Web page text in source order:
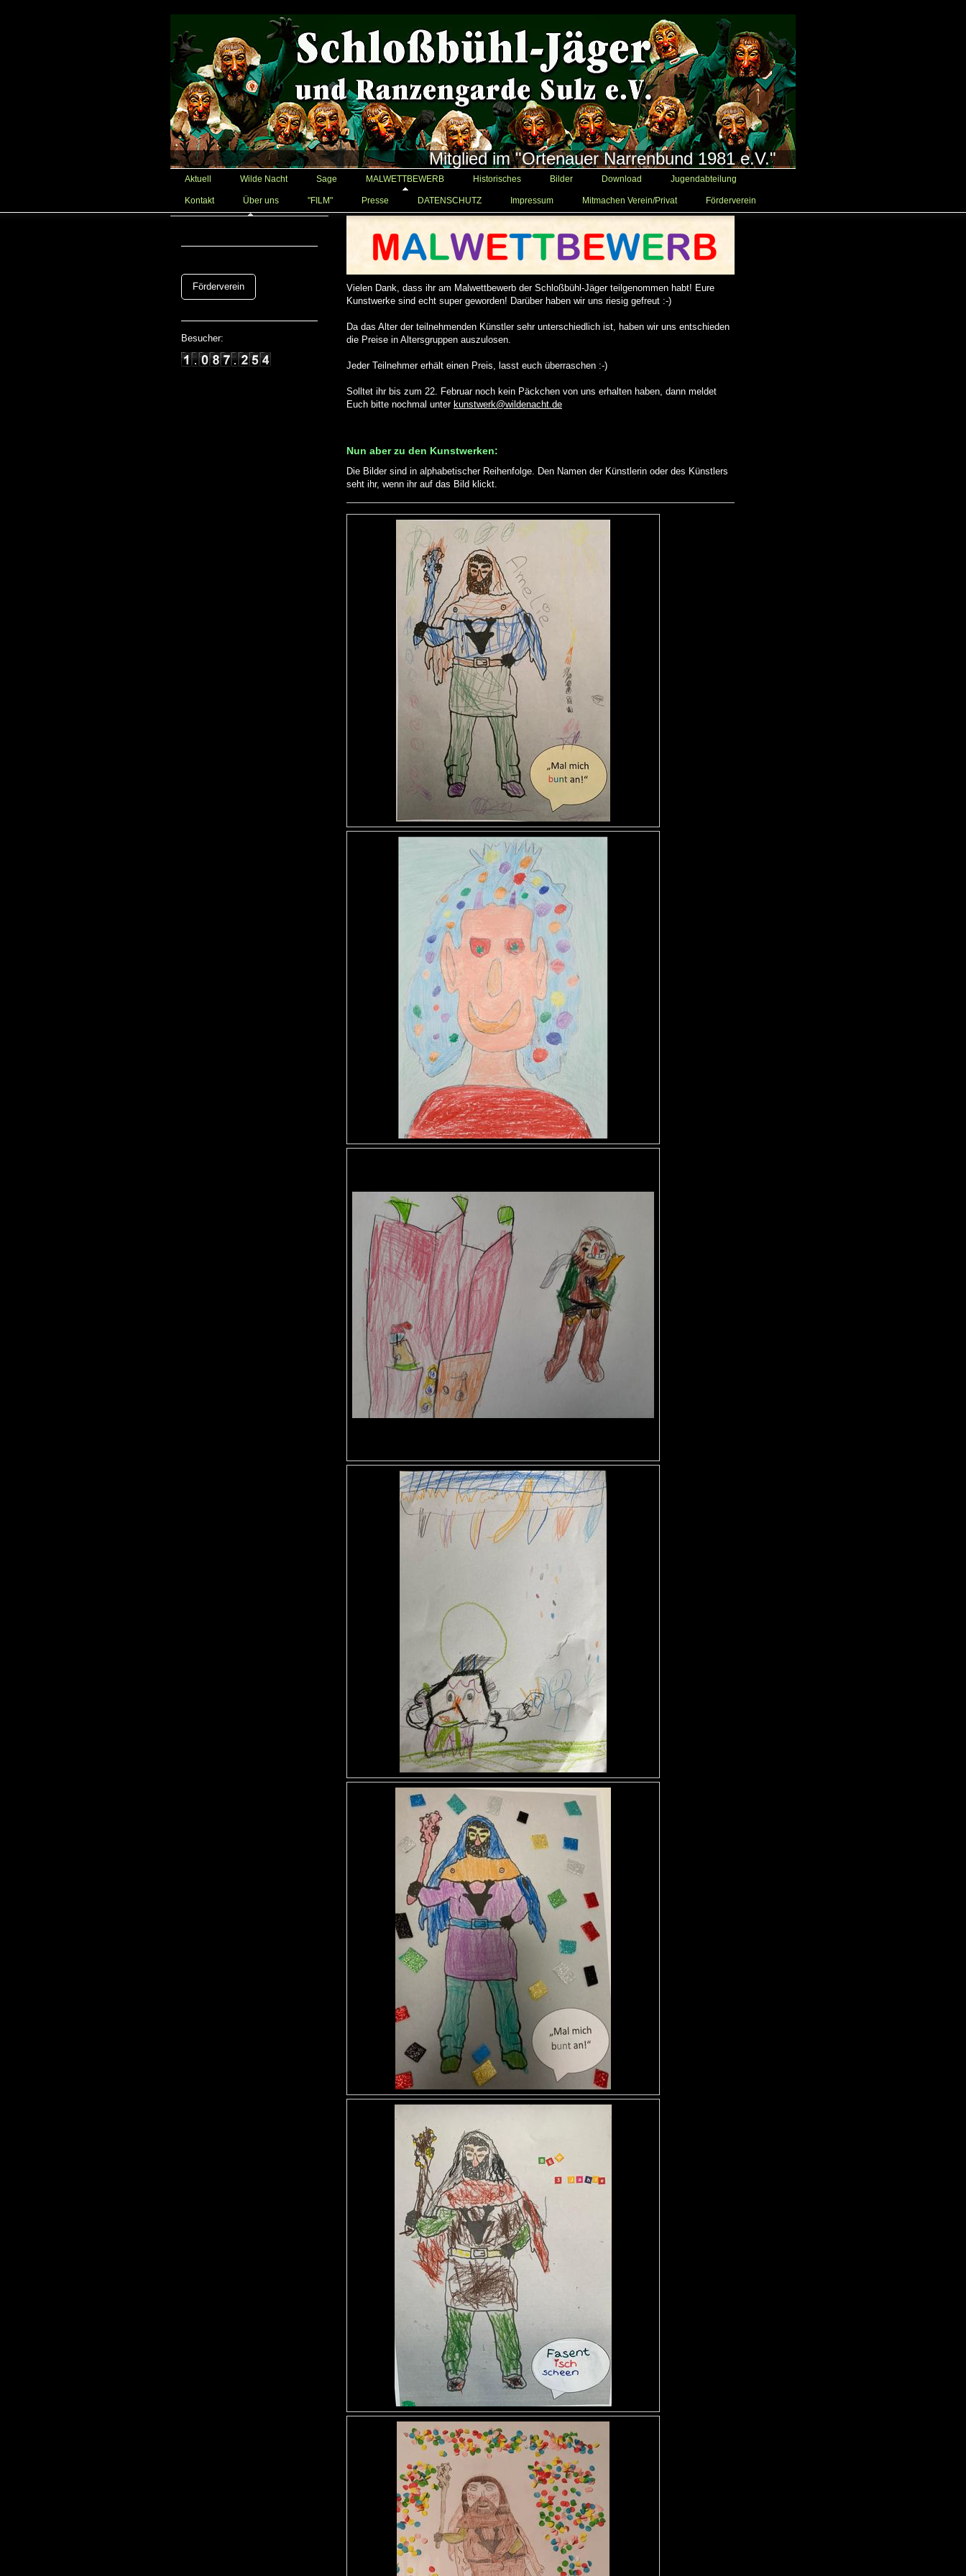
Mitglied im "Ortenauer Narrenbund 1981 e.V."
Aktuell Wilde Nacht Sage MALWETTBEWERB Historisches Bilder Download Jugendabteilung
Kontakt Über uns "FILM" Presse DATENSCHUTZ Impressum Mitmachen Verein/Privat Förderverein
Förderverein
Besucher:
Vielen Dank, dass ihr am Malwettbewerb der Schloßbühl-Jäger teilgenommen habt! Eure
Kunstwerke sind echt super geworden! Darüber haben wir uns riesig gefreut :-)
Da das Alter der teilnehmenden Künstler sehr unterschiedlich ist, haben wir uns entschieden
die Preise in Altersgruppen auszulosen.
Jeder Teilnehmer erhält einen Preis, lasst euch überraschen :-)
Solltet ihr bis zum 22. Februar noch kein Päckchen von uns erhalten haben, dann meldet
Euch bitte nochmal unter kunstwerk@wildenacht.de
Nun aber zu den Kunstwerken:
Die Bilder sind in alphabetischer Reihenfolge. Den Namen der Künstlerin oder des Künstlers
seht ihr, wenn ihr auf das Bild klickt.